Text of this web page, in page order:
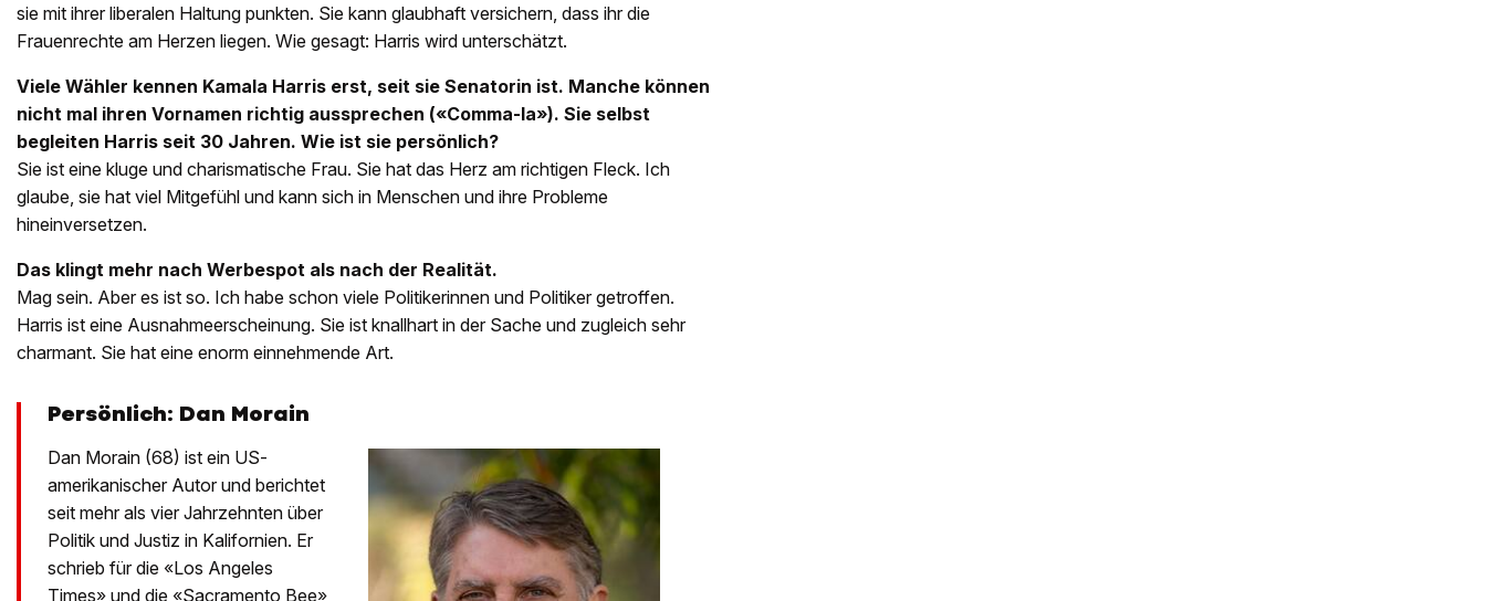
sie mit ihrer liberalen Haltung punkten. Sie kann glaubhaft versichern, dass ihr die
Frauenrechte am Herzen liegen. Wie gesagt: Harris wird unterschätzt.
Viele Wähler kennen Kamala Harris erst, seit sie Senatorin ist. Manche können
nicht mal ihren Vornamen richtig aussprechen («Comma-la»). Sie selbst
begleiten Harris seit 30 Jahren. Wie ist sie persönlich?
Sie ist eine kluge und charismatische Frau. Sie hat das Herz am richtigen Fleck. Ich
glaube, sie hat viel Mitgefühl und kann sich in Menschen und ihre Probleme
hineinversetzen.
Das klingt mehr nach Werbespot als nach der Realität.
Mag sein. Aber es ist so. Ich habe schon viele Politikerinnen und Politiker getroffen.
Harris ist eine Ausnahmeerscheinung. Sie ist knallhart in der Sache und zugleich sehr
charmant. Sie hat eine enorm einnehmende Art.
Persönlich: Dan Morain
Dan Morain (68) ist ein US-
amerikanischer Autor und berichtet
seit mehr als vier Jahrzehnten über
Politik und Justiz in Kalifornien. Er
schrieb für die «Los Angeles
Times» und die «Sacramento Bee»